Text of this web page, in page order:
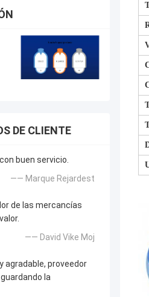
DE CLIENTE
buen servicio.
—— Marque Rejardest
de las mercancías
—— David Vike Moj
agradable, proveedor
la